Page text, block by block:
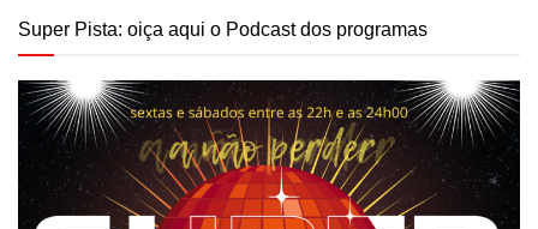
Super Pista: oiça aqui o Podcast dos programas